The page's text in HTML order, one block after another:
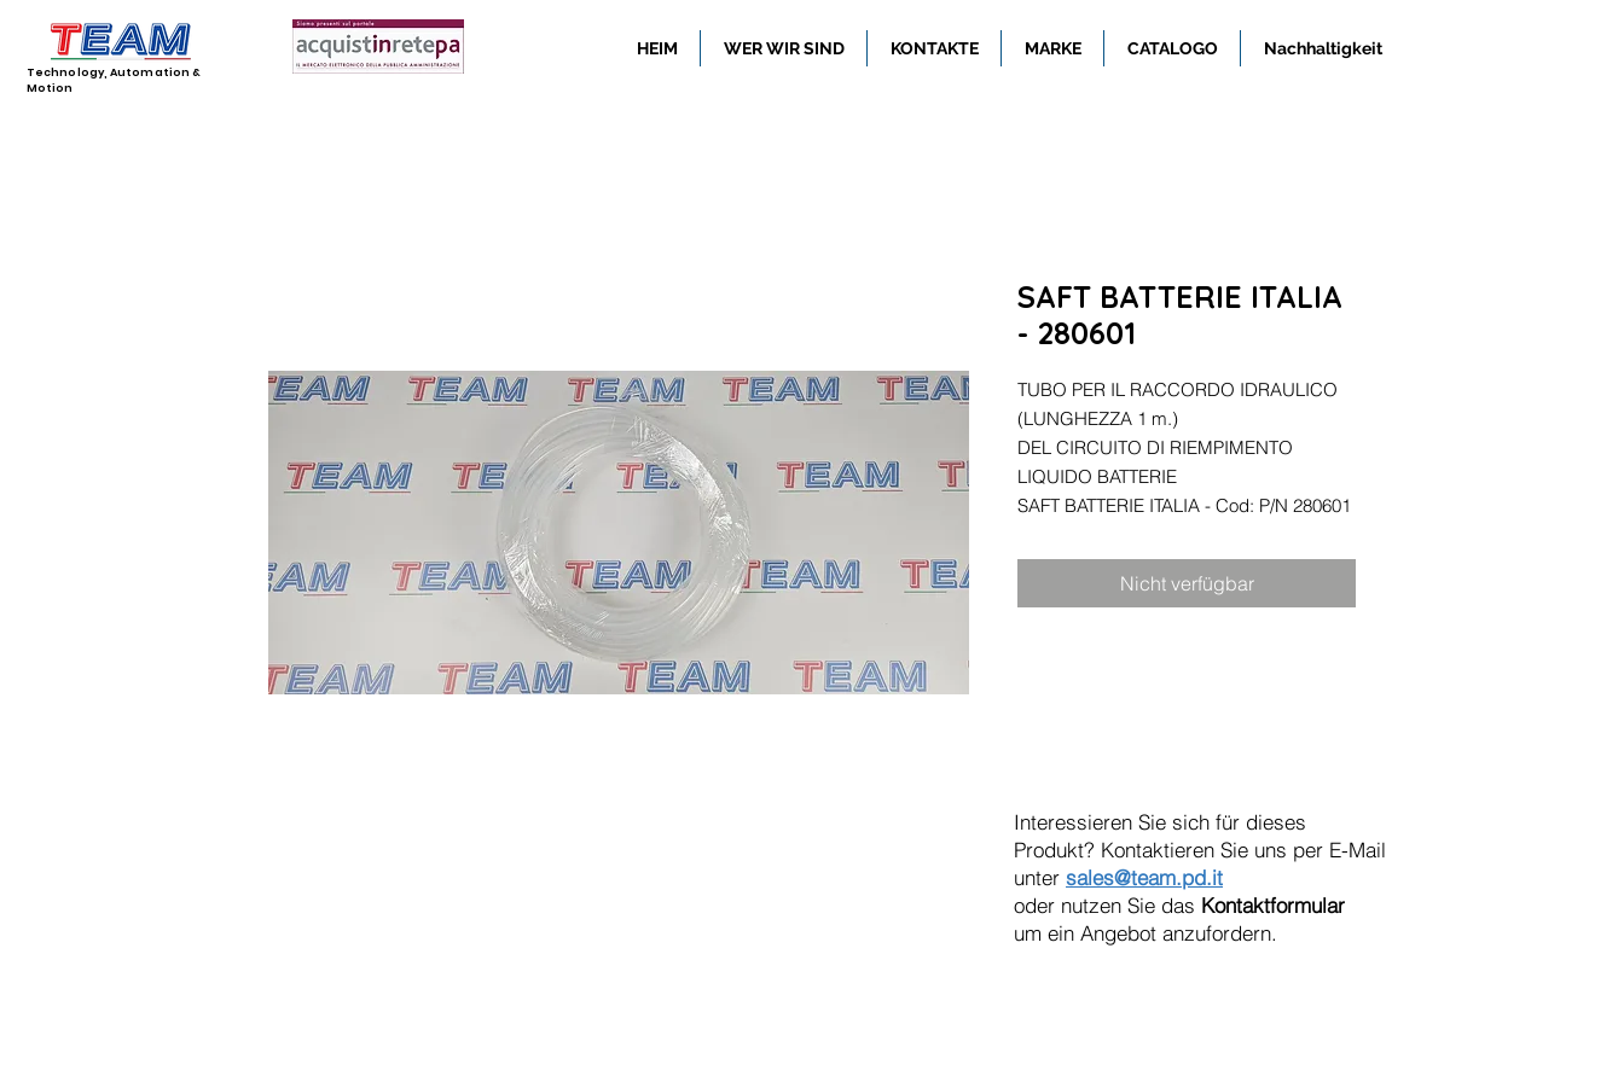
Technology, Automation &
Motion
HEIM WER WIR SIND KONTAKTE MARKE CATALOGO Nachhaltigkeit
SAFT BATTERIE ITALIA
- 280601
TUBO PER IL RACCORDO IDRAULICO
(LUNGHEZZA 1 m.)
DEL CIRCUITO DI RIEMPIMENTO
LIQUIDO BATTERIE
SAFT BATTERIE ITALIA - Cod: P/N 280601
Nicht verfügbar
Interessieren Sie sich für dieses
Produkt? Kontaktieren Sie uns per E-Mail
unter sales@team.pd.it
oder nutzen Sie das Kontaktformular
um ein Angebot anzufordern.